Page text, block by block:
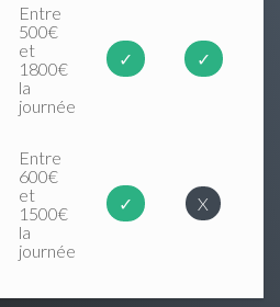
Entre
500€
et
1800€
la
journée
✓ ✓
Entre
600€
et
1500€
la
journée
✓ X